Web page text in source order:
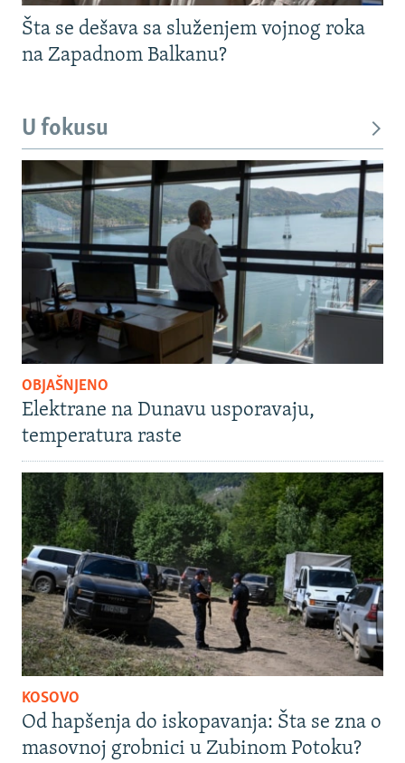
Šta se dešava sa služenjem vojnog roka
na Zapadnom Balkanu?
U fokusu
OBJAŠNJENO
Elektrane na Dunavu usporavaju,
temperatura raste
KOSOVO
Od hapšenja do iskopavanja: Šta se zna o
masovnoj grobnici u Zubinom Potoku?